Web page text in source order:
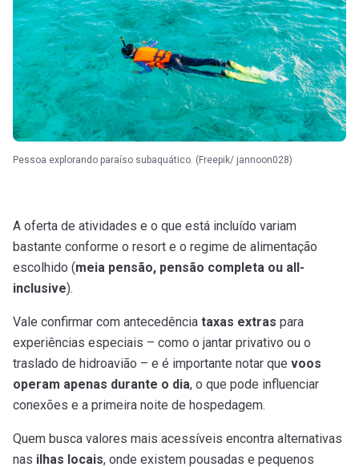
Pessoa explorando paraíso subaquático. (Freepik/ jannoon028)
A oferta de atividades e o que está incluído variam
bastante conforme o resort e o regime de alimentação
escolhido (meia pensão, pensão completa ou all-
inclusive).
Vale confirmar com antecedência taxas extras para
experiências especiais – como o jantar privativo ou o
traslado de hidroavião – e é importante notar que voos
operam apenas durante o dia, o que pode influenciar
conexões e a primeira noite de hospedagem.
Quem busca valores mais acessíveis encontra alternativas
nas ilhas locais, onde existem pousadas e pequenos